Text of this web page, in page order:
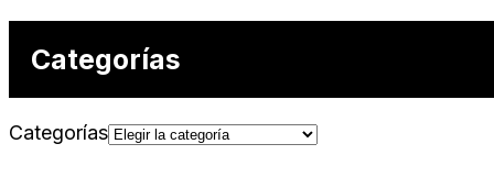
Categorías
Categorías